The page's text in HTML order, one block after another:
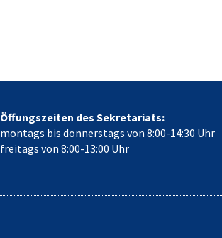
Öffungszeiten des Sekretariats:
montags bis donnerstags von 8:00-14:30 Uhr
freitags von 8:00-13:00 Uhr